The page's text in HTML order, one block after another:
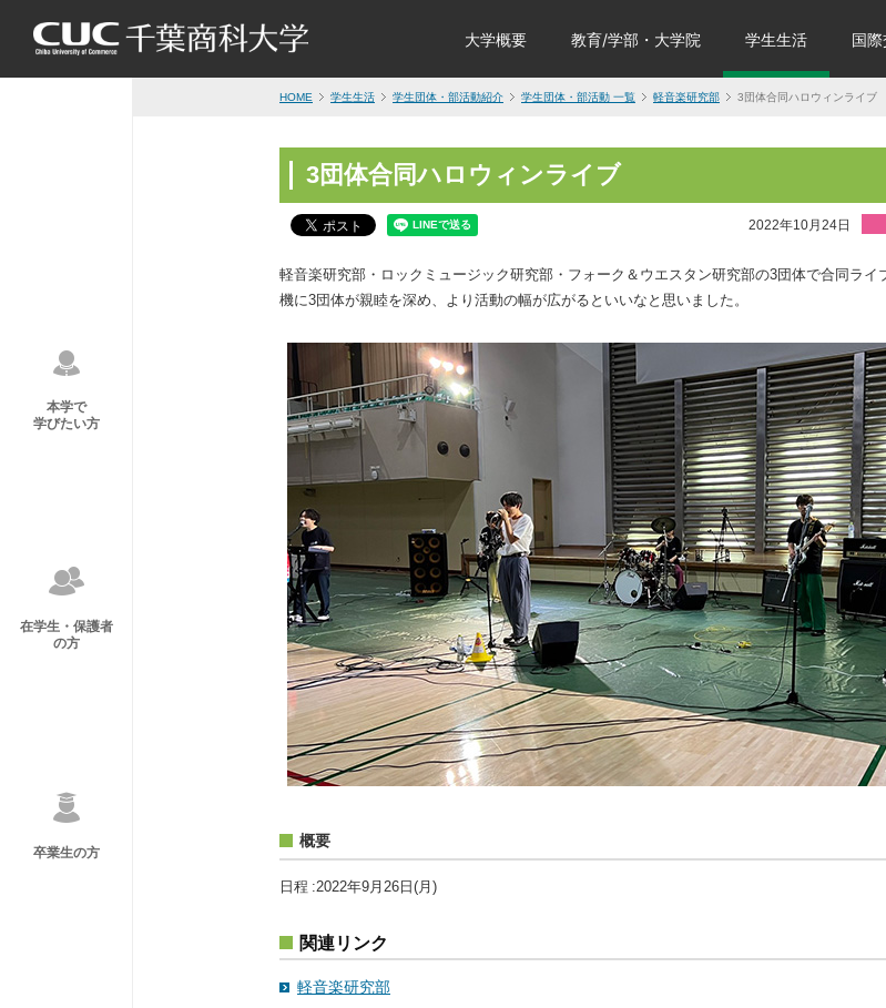
大学概要 教育/学部・大学院 学生生活 国
HOME 学生生活 学生団体・部活動紹介 学生団体・部活動 一覧 軽音楽研究部 3団体合同ハロウィンライブ
3団体合同ハロウィンライブ
2022年10月24日
軽音楽研究部・ロックミュージック研究部・フォーク＆ウエスタン研究部の3団体で合同ライ
機に3団体が親睦を深め、より活動の幅が広がるといいなと思いました。
概要
日程 2022年9月26日(月)
関連リンク
軽音楽研究部
本学で
学びたい方
在学生・保護者
の方
卒業生の方